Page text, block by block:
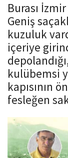
i
g
a
t
i
o
n
Burası
Geniş
kuzuluk
içeriye
kulübemsi
kapısının
fesleğen